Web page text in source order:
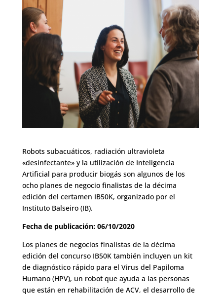
Robots subacuáticos, radiación ultravioleta
«desinfectante» y la utilización de Inteligencia
Artificial para producir biogás son algunos de los
ocho planes de negocio finalistas de la décima
edición del certamen IB50K, organizado por el
Instituto Balseiro (IB).
Fecha de publicación: 06/10/2020
Los planes de negocios finalistas de la décima
edición del concurso IB50K también incluyen un kit
de diagnóstico rápido para el Virus del Papiloma
Humano (HPV), un robot que ayuda a las personas
que están en rehabilitación de ACV, el desarrollo de